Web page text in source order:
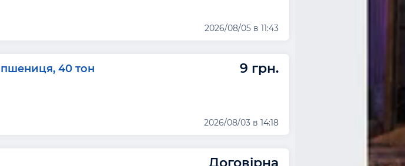
2026/08/05 в 11:43
40 тон 9 грн.
2026/08/03 в 14:18
Договірна